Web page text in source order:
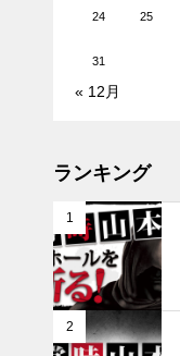
24 25
31
« 12月
ランキング
1
2